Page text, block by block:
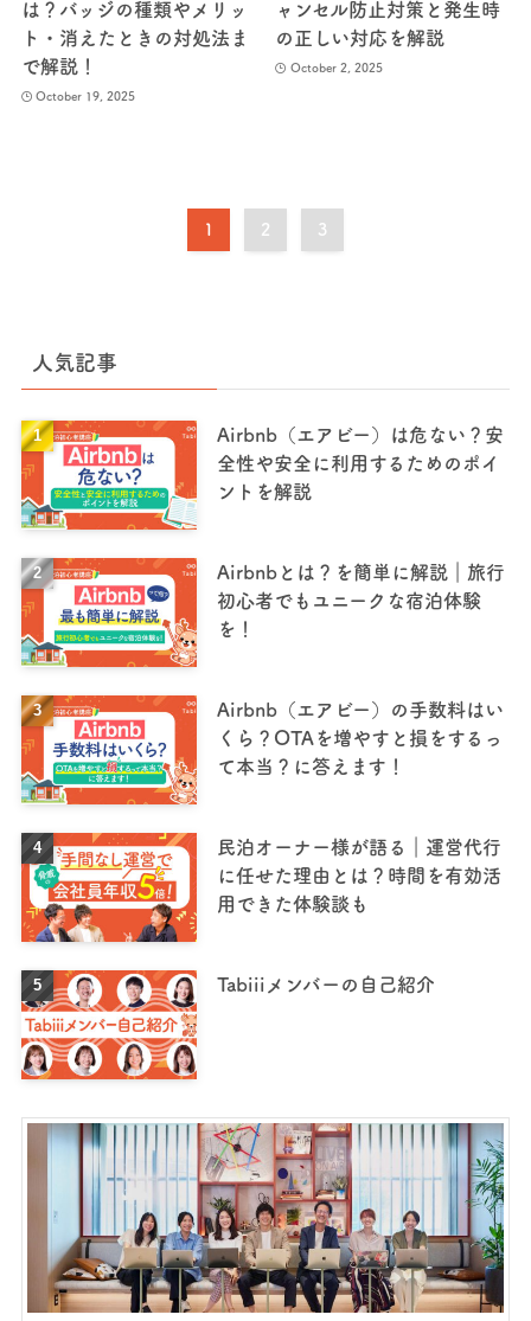
は？バッジの種類やメリッ
ト・消えたときの対処法ま
で解説！
October 19, 2025
ャンセル防止対策と発生時
の正しい対応を解説
October 2, 2025
1 2 3
人気記事
Airbnb（エアビー）は危ない？安
全性や安全に利用するためのポイ
ントを解説
Airbnbとは？を簡単に解説｜旅行
初心者でもユニークな宿泊体験
を！
Airbnb（エアビー）の手数料はい
くら？OTAを増やすと損をするっ
て本当？に答えます！
民泊オーナー様が語る｜運営代行
に任せた理由とは？時間を有効活
用できた体験談も
Tabiiiメンバーの自己紹介